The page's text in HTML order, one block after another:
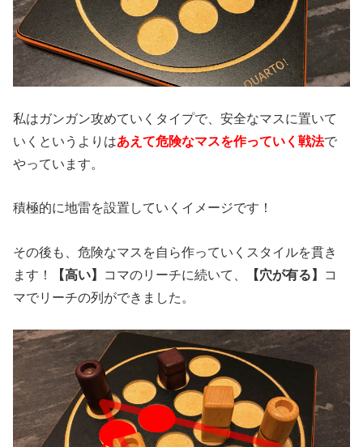
私はガンガン攻めていくタイプで、安全なマスに置いて
いくというよりはあえて危険なマスを作っていく戦法で
やっています。
積極的に地雷を設置していくイメージです！
その後も、危険なマスを自ら作っていくスタイルを貫き
ます！
【高い】 コマのリーチに続いて、 【穴が有る】 コ
マでリーチの列ができました。